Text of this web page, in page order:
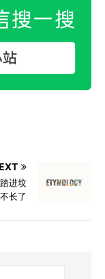
进坟
长了